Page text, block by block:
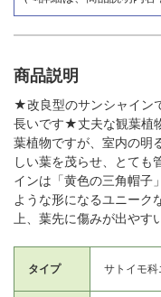
商品説明
★改良型のサンシャイン
長いです★丈夫な観葉植
葉植物ですが、室内の明
しい葉を茂らせ、とても
インは「黄色の三角帽子
ような形になるユニーク
上、葉先に傷みが出やす
タイプ サトイモ